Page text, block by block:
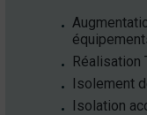
Réalisation
Isolement
Isolation